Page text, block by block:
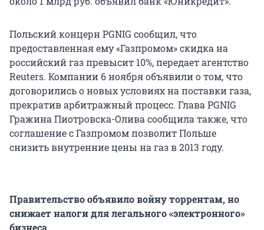
Польский концерн PGNIG сообщил, что
предоставленная ему «Газпромом» скидка на
российский газ превысит 10%, передает агентство
Reuters. Компании 6 ноября объявили о том, что
договорились о новых условиях на поставки газа,
прекратив арбитражный процесс. Глава PGNIG
Гражина Пиотровска-Олива сообщила также, что
соглашение с Газпромом позволит Польше
снизить внутренние цены на газ в 2013 году.
Правительство объявило войну торрентам, но
снижает налоги для легального «электронного»
бизнеса